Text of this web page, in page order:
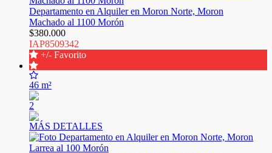
Departamento en Alquiler en Moron Norte, Moron
Machado al 1100 Morón
$380.000
IAP8509342
+/- Favorito
46 m²
2
MÁS DETALLES